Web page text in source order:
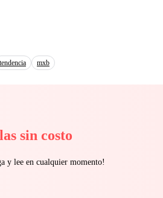
tendencia mxb
sin costo
y lee en cualquier momento!